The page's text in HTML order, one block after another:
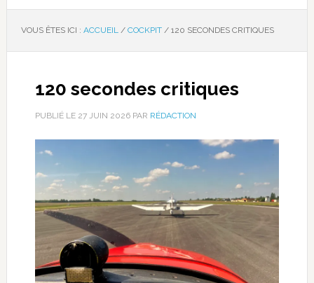
VOUS ÊTES ICI : ACCUEIL / COCKPIT /120 SECONDES CRITIQUES
120 secondes critiques
PUBLIÉ LE 27 JUIN 2026PAR RÉDACTION